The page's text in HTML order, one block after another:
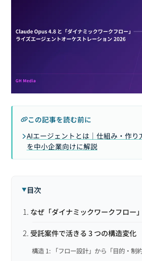
この記事を読む前に
AIエージェントとは｜仕組み・作り
を中小企業向けに解説
目次
なぜ「ダイナミックワークフロー
受託案件で活きる 3 つの構造変化
構造 1: 「フロー設計」から「目的・制